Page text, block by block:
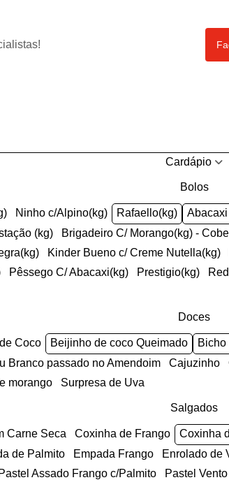
Cardápio
Bolos
Ninho c/Alpino(kg) Rafaello(kg)
(kg) Brigadeiro C/ Morango(kg) -
Kinder Bueno c/ Creme Nutella(kg)
Pêssego C/ Abacaxi(kg) Prestigio(kg)
Doces
de Coco Beijinho de coco Queimado
Branco passado no Amendoim Cajuzinho
morango Surpresa de Uva
Salgados
Carne Seca Coxinha de Frango
de Palmito Empada Frango Enrolado de
Pastel Assado Frango c/Palmito Pastel